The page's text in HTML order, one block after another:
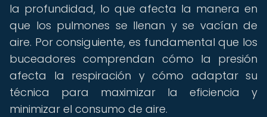
la profundidad, lo que afecta la manera en
que los pulmones se llenan y se vacían de
aire. Por consiguiente, es fundamental que los
buceadores comprendan cómo la presión
afecta la respiración y cómo adaptar su
técnica para maximizar la eficiencia y
minimizar el consumo de aire.